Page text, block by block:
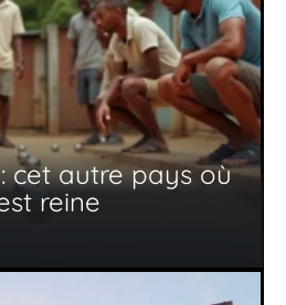
cet autre pays où
reine